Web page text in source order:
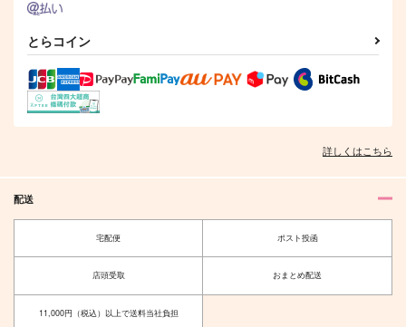
作品詳細
コンビニエンスエアポ
GAMMAEDGE
あなたが
3,080
とらコイン
詳しくはこちら
配送
宅配便 ポスト投函
店頭受取 おまとめ配送
11,000円（税込）以上で送料当社負担